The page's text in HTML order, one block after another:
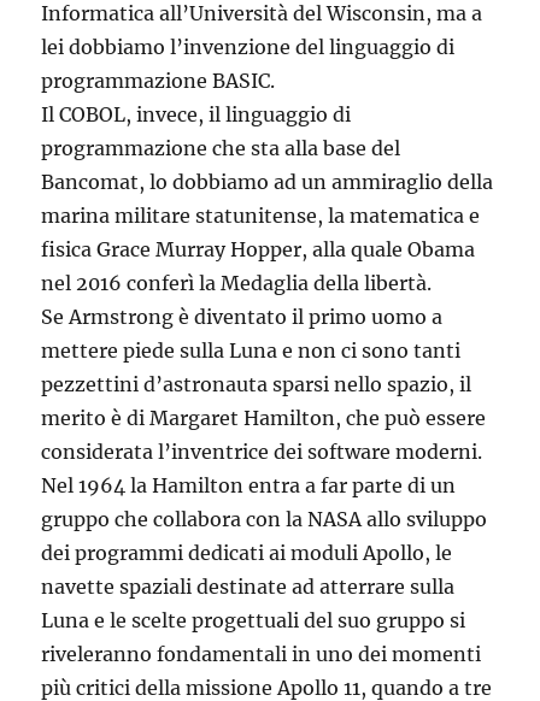
Informatica all’Università del Wisconsin, ma a
lei dobbiamo l’invenzione del linguaggio di
programmazione BASIC.
Il COBOL, invece, il linguaggio di
programmazione che sta alla base del
Bancomat, lo dobbiamo ad un ammiraglio della
marina militare statunitense, la matematica e
fisica Grace Murray Hopper, alla quale Obama
nel 2016 conferì la Medaglia della libertà.
Se Armstrong è diventato il primo uomo a
mettere piede sulla Luna e non ci sono tanti
pezzettini d’astronauta sparsi nello spazio, il
merito è di Margaret Hamilton, che può essere
considerata l’inventrice dei software moderni.
Nel 1964 la Hamilton entra a far parte di un
gruppo che collabora con la NASA allo sviluppo
dei programmi dedicati ai moduli Apollo, le
navette spaziali destinate ad atterrare sulla
Luna e le scelte progettuali del suo gruppo si
riveleranno fondamentali in uno dei momenti
più critici della missione Apollo 11, quando a tre